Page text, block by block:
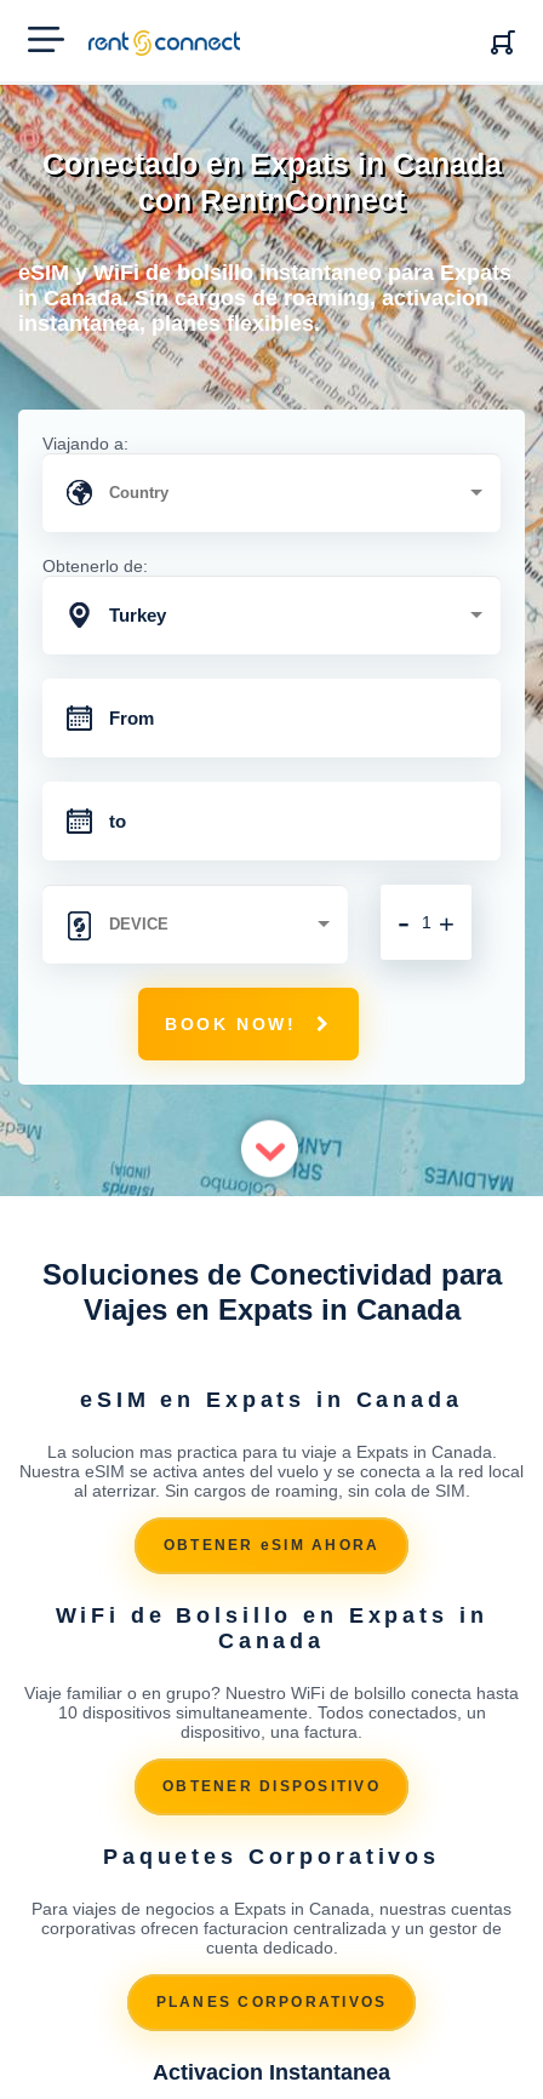
RENT'N
CONNECT
Conectado en Expats in Canada
con RentnConnect
eSIM y WiFi de bolsillo instantaneo para Expats
in Canada. Sin cargos de roaming, activacion
instantanea, planes flexibles.
Viajando a:
Obtenerlo de:
Turkey
+
-
BOOK NOW!
Soluciones de Conectividad para
Viajes en Expats in Canada
eSIM en Expats in Canada
La solucion mas practica para tu viaje a Expats in Canada.
Nuestra eSIM se activa antes del vuelo y se conecta a la red local
al aterrizar. Sin cargos de roaming, sin cola de SIM.
OBTENER eSIM AHORA
WiFi de Bolsillo en Expats in
Canada
Viaje familiar o en grupo? Nuestro WiFi de bolsillo conecta hasta
10 dispositivos simultaneamente. Todos conectados, un
dispositivo, una factura.
OBTENER DISPOSITIVO
Paquetes Corporativos
Para viajes de negocios a Expats in Canada, nuestras cuentas
corporativas ofrecen facturacion centralizada y un gestor de
cuenta dedicado.
PLANES CORPORATIVOS
Activacion Instantanea